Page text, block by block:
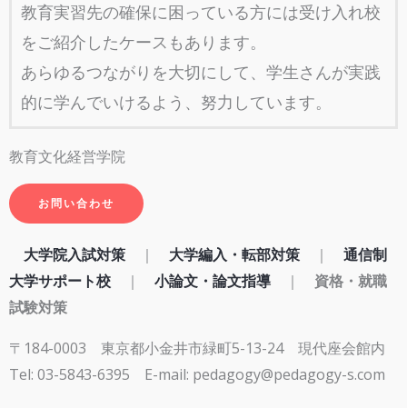
教育実習先の確保に困っている方には受け入れ校
をご紹介したケースもあります。
あらゆるつながりを大切にして、学生さんが実践
的に学んでいけるよう、努力しています。
教育文化経営学院
お問い合わせ
大学院入試対策 ｜ 大学編入・転部対策 ｜ 通信制
大学サポート校 ｜ 小論文・論文指導 ｜ 資格・就職
試験対策
〒184-0003 東京都小金井市緑町5-13-24 現代座会館内
Tel: 03-5843-6395 E-mail: pedagogy@pedagogy-s.com